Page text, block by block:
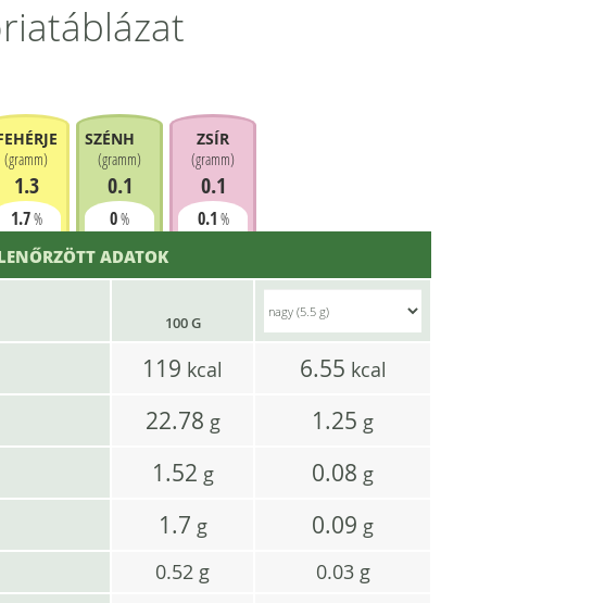
(gramm)
1.3
1.7%
SZÉNHIDRÁT
(gramm)
0.1
0%
ZSÍR
(gramm)
0.1
0.1 %
ADATOK
100 G
119 kcal 6.55 kcal
22.78 g 1.25 g
1.52 g 0.08 g
1.7 g 0.09 g
0.52 g 0.03 g